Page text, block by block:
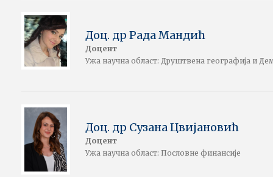
Доц. др Рада Мандић
Доцент
Ужа научна област: Друштвена географија и
Доц. др Сузана Цвијановић
Доцент
Ужа научна област: Пословне финансије